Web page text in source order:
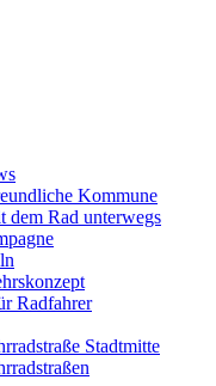
Kommune
dem Rad unterwegs
Radfahrer
Stadtmitte